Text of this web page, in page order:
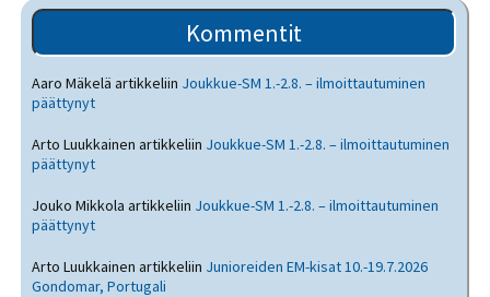
Kommentit
Aaro Mäkelä artikkeliin Joukkue-SM 1.-2.8. – ilmoittautuminen
päättynyt
Arto Luukkainen artikkeliin Joukkue-SM 1.-2.8. – ilmoittautuminen
päättynyt
Jouko Mikkola artikkeliin Joukkue-SM 1.-2.8. – ilmoittautuminen
päättynyt
Arto Luukkainen artikkeliin Junioreiden EM-kisat 10.-19.7.2026
Gondomar, Portugali